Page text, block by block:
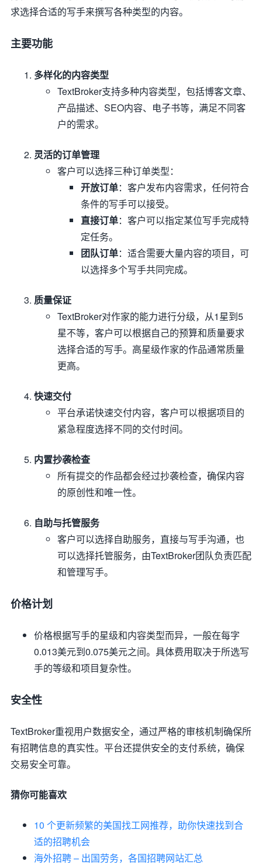
求选择合适的写手来撰写各种类型的内容。
主要功能
多样化的内容类型
TextBroker支持多种内容类型，包括博客文章、
产品描述、SEO内容、电子书等，满足不同客
户的需求。
灵活的订单管理
客户可以选择三种订单类型：
开放订单：客户发布内容需求，任何符合
条件的写手可以接受。
直接订单：客户可以指定某位写手完成特
定任务。
团队订单：适合需要大量内容的项目，可
以选择多个写手共同完成。
质量保证
TextBroker对作家的能力进行分级，从1星到5
星不等，客户可以根据自己的预算和质量要求
选择合适的写手。高星级作家的作品通常质量
更高。
快速交付
平台承诺快速交付内容，客户可以根据项目的
紧急程度选择不同的交付时间。
内置抄袭检查
所有提交的作品都会经过抄袭检查，确保内容
的原创性和唯一性。
自助与托管服务
客户可以选择自助服务，直接与写手沟通，也
可以选择托管服务，由TextBroker团队负责匹配
和管理写手。
价格计划
价格根据写手的星级和内容类型而异，一般在每字
0.013美元到0.075美元之间。具体费用取决于所选写
手的等级和项目复杂性。
安全性
TextBroker重视用户数据安全，通过严格的审核机制确保所
有招聘信息的真实性。平台还提供安全的支付系统，确保
交易安全可靠。
猜你可能喜欢
10 个更新频繁的美国找工网推荐，助你快速找到合
适的招聘机会
海外招聘 – 出国劳务，各国招聘网站汇总